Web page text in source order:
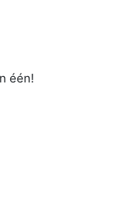
één!